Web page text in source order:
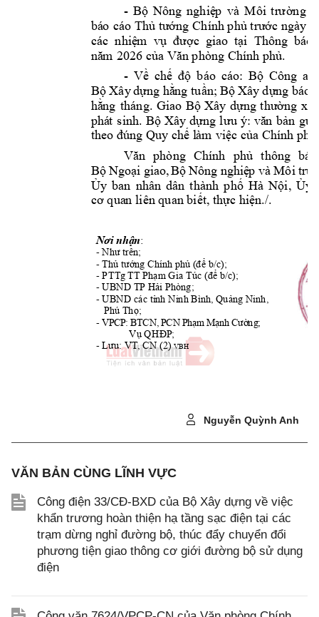
- Bộ Nông nghiệp và Môi trường
báo cáo Thủ tướng Chính phủ trước ngày
các nhiệm vụ được
  giao
tại
  Thông  báo
năm 2026 của Văn phòng Chính phủ.
- Về chế độ báo cáo: Bộ Công an
Bộ Xây dựng hằng tuần; Bộ Xây dựng báo
hằng tháng. Giao Bộ Xây dựng thường
phát sinh. Bộ Xây dựng lưu ý: văn bản gửi
theo đúng Quy chế làm việc của Chính phủ.
Văn
phòng Chính phủ thông
BộNgoại giao,Bộ Nông nghiệp và Môi trư
Ủy ban nhân dân thành phố Hà Nội, Ủy
cơ quan liên quan biết, thực hiện./.
Nơi nhận:
- Như trên;
- Thủ tướng Chính phủ (để b/c);
- PTTg TT Phạm Gia Túc (để b/c);
- UBND TP Hải Phòng;
- UBND các tỉnh Ninh Bình, Quảng Ninh,
Phú Thọ;
- VPCP: BTCN PCN Phạm Mạnh Cường;
Vụ QHĐP;
- Lưu: VT, CN (2).VBH
Nguyễn Quỳnh Anh
VĂN BẢN CÙNG LĨNH VỰC
Công điện 33/CĐ-BXD của Bộ Xây dựng về việc
khẩn trương hoàn thiện hạ tầng sạc điện tại các
trạm dừng nghỉ đường bộ, thúc đẩy chuyển đổi
phương tiện giao thông cơ giới đường bộ sử dụng
điện